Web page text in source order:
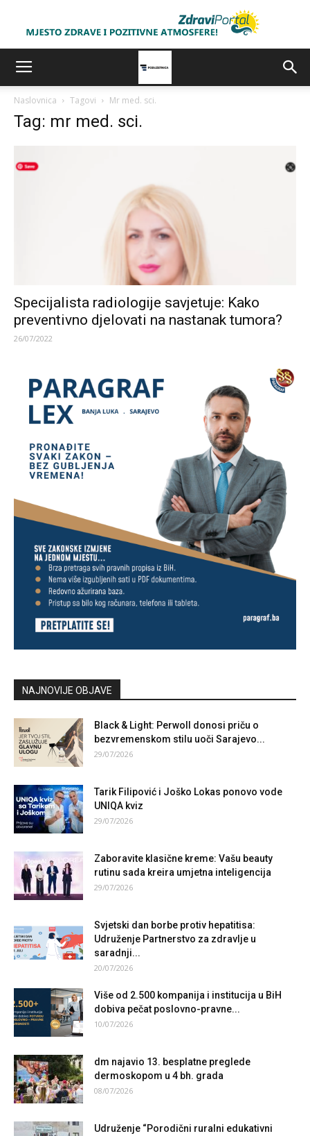
Naslovnica Tagovi Mr med. sci.
Tag: mr med. sci.
Specijalista radiologije savjetuje: Kako
preventivno djelovati na nastanak tumora?
26/07/2022
NAJNOVIJE OBJAVE
Black & Light: Perwoll donosi priču o
bezvremenskom stilu uoči Sarajevo...
29/07/2026
Tarik Filipović i Joško Lokas ponovo vode
UNIQA kviz
29/07/2026
Zaboravite klasične kreme: Vašu beauty
rutinu sada kreira umjetna inteligencija
29/07/2026
Svjetski dan borbe protiv hepatitisa:
Udruženje Partnerstvo za zdravlje u
saradnji...
20/07/2026
Više od 2.500 kompanija i institucija u BiH
dobiva pečat poslovno-pravne...
10/07/2026
dm najavio 13. besplatne preglede
dermoskopom u 4 bh. grada
08/07/2026
Udruženje “Porodični ruralni edukativni